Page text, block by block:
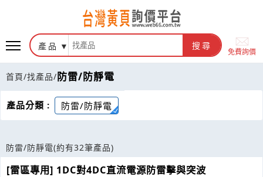
產品 搜尋
免費詢價
首頁/找產品/防雷/防靜電
產品分類 : 防雷/防靜電
防雷/防靜電(約有32筆產品)
[雷區專用] 1DC對4DC直流電源防雷擊與突波